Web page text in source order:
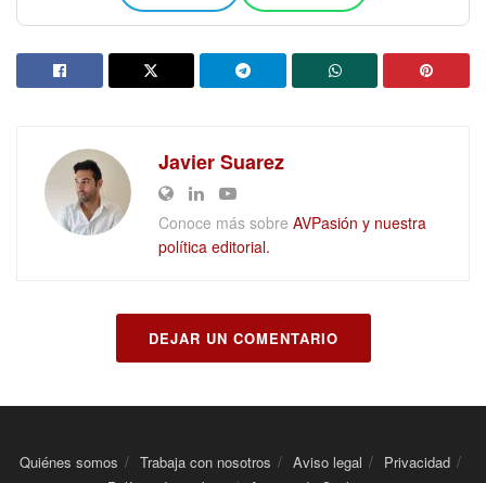
Javier Suarez
Conoce más sobre AVPasión y nuestra
política editorial.
DEJAR UN COMENTARIO
Quiénes somos Trabaja con nosotros Aviso legal
Privacidad